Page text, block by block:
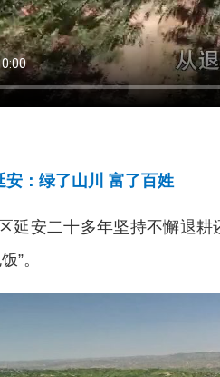
安：绿了山川 富了百姓
延安二十多年坚持不懈退耕
”。